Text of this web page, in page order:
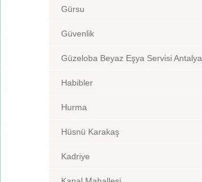
Gürsu
Güvenlik
Güzeloba Beyaz Eşya Servisi Antalya
Habibler
Hurma
Hüsnü Karakaş
Kadriye